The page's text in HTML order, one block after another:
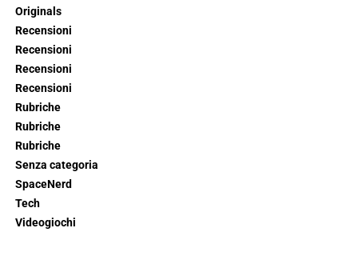
Originals
Recensioni
Recensioni
Recensioni
Recensioni
Rubriche
Rubriche
Rubriche
Senza categoria
SpaceNerd
Tech
Videogiochi